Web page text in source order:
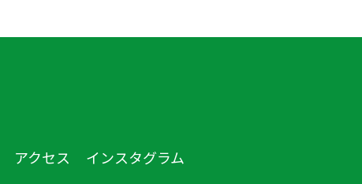
アクセス インスタグラム